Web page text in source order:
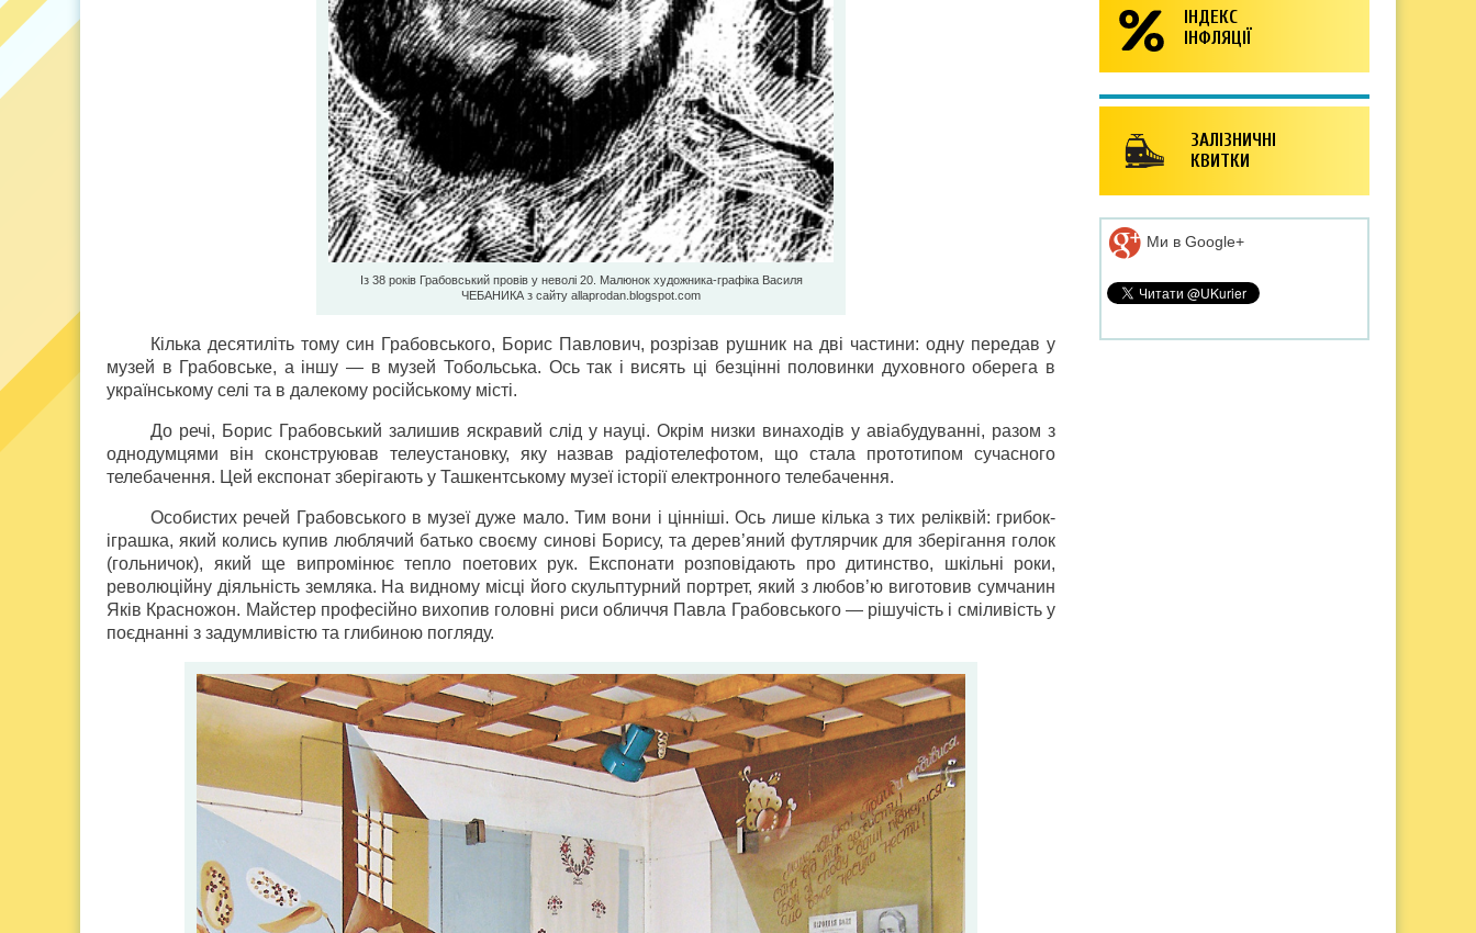
Із 38 років Грабовський провів у неволі 20. Малюнок художника-графіка Василя
ЧЕБАНИКА з сайту allaprodan.blogspot.com
Кілька десятиліть тому син Грабовського, Борис Павлович, розрізав рушник на дві частини: одну передав у
музей в Грабовське, а іншу — в музей Тобольська. Ось так і висять ці безцінні половинки духовного оберега в
українському селі та в далекому російському місті.
До речі, Борис Грабовський залишив яскравий слід у науці. Окрім низки винаходів у авіабудуванні, разом з
однодумцями він сконструював телеустановку, яку назвав радіотелефотом, що стала прототипом сучасного
телебачення. Цей експонат зберігають у Ташкентському музеї історії електронного телебачення.
Особистих речей Грабовського в музеї дуже мало. Тим вони і цінніші. Ось лише кілька з тих реліквій: грибок-
іграшка, який колись купив люблячий батько своєму синові Борису, та дерев’яний футлярчик для зберігання голок
(гольничок), який ще випромінює тепло поетових рук. Експонати розповідають про дитинство, шкільні роки,
революційну діяльність земляка. На видному місці його скульптурний портрет, який з любов’ю виготовив сумчанин
Яків Красножон. Майстер професійно вихопив головні риси обличчя Павла Грабовського — рішучість і сміливість у
поєднанні з задумливістю та глибиною погляду.
ІНДЕКС
ІНФЛЯЦІЇ
ЗАЛІЗНИЧНІ
КВИТКИ
Ми в Google+